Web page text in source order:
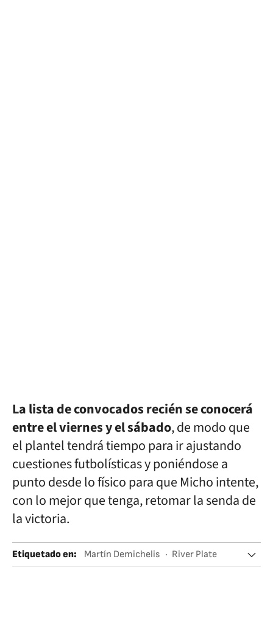
La lista de convocados recién se conocerá
entre el viernes y el sábado, de modo que
el plantel tendrá tiempo para ir ajustando
cuestiones futbolísticas y poniéndose a
punto desde lo físico para que Micho intente,
con lo mejor que tenga, retomar la senda de
la victoria.
Etiquetado en: Martín Demichelis
River Plate